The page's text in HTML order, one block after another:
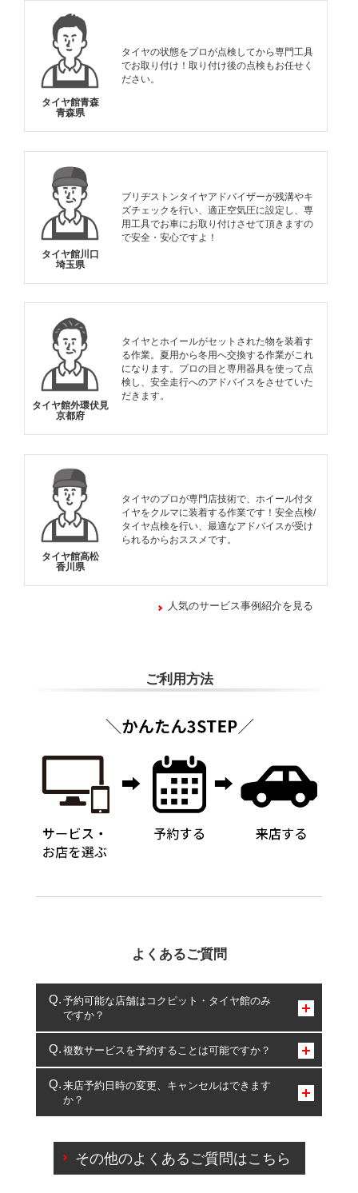
タイヤ館青森
青森県
タイヤの状態をプロが点検してから専門工具
でお取り付け！取り付け後の点検もお任せく
ださい。
タイヤ館川口
埼玉県
ブリヂストンタイヤアドバイザーが残溝やキ
ズチェックを行い、適正空気圧に設定し、専
用工具でお車にお取り付けさせて頂きますの
で安全・安心ですよ！
タイヤ館外環伏見
京都府
タイヤとホイールがセットされた物を装着す
る作業。夏用から冬用へ交換する作業がこれ
になります。プロの目と専用器具を使って点
検し、安全走行へのアドバイスをさせていた
だきます。
タイヤ館高松
香川県
タイヤのプロが専門店技術で、ホイール付タ
イヤをクルマに装着する作業です！安全点検/
タイヤ点検を行い、最適なアドバイスが受け
られるからおススメです。
人気のサービス事例紹介を見る
ご利用方法
よくあるご質問
予約可能な店舗はコクピット・タイヤ館のみ
ですか？
コクピット・タイヤ館のみとなります。
複数サービスを予約することは可能ですか？
複数サービスのご予約は可能です。
一部の商品・サービスの組み合わせに限り、同時にご予約が
出来ないものもございます。
来店予約日時の変更、キャンセルはできます
か？
ご来店予約日の3営業日前を過ぎている場合のご予約
の日時変更につきましては、直接ご予約の店舗まで
その他のよくあるご質問はこちら